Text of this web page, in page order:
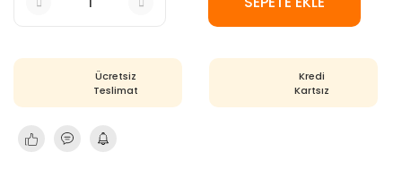
Ücretsiz
Teslimat
Kredi
Kartsız